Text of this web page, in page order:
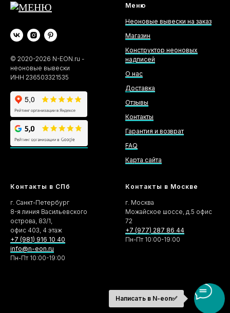
© 2020-2026 N-EON.ru -
неоновые вывески
ИНН 236503321535
Меню
Неоновые вывески на заказ
Магазин
Конструктор неоновых
надписей
О нас
Доставка
Отзывы
Контакты
Гарантия и возврат
FAQ
Карта сайта
Контакты в СПб
г. Санкт-Петербург
8-я линия Васильевского
острова, 83/1,
офис 403, 4 этаж
+7 (981) 916 10 40
info@n-eon.ru
Пн-Пт 10:00-19:00
Контакты в Москве
г. Москва
Можайское шоссе, д.5 офис
72
+7 (977) 287 86 44
Пн-Пт 10:00-19:00
Написать в N-eon✅